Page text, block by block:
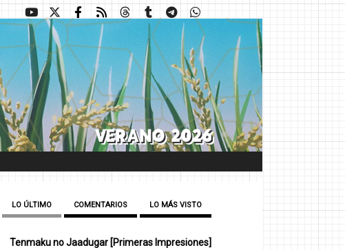
LO ÚLTIMO COMENTARIOS LO MÁS VISTO
Tenmaku no Jaadugar [Primeras Impresiones]